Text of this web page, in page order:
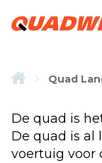
Quad
De quad is
De quad is al
voertuig voor